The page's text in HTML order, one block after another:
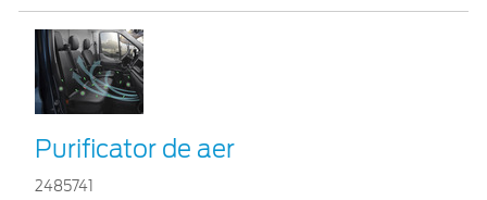
Purificator de aer
2485741